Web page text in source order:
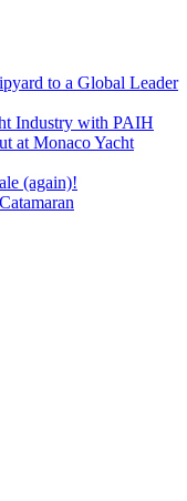
to a Global Leader
Industry with PAIH
at Monaco Yacht
(again)!